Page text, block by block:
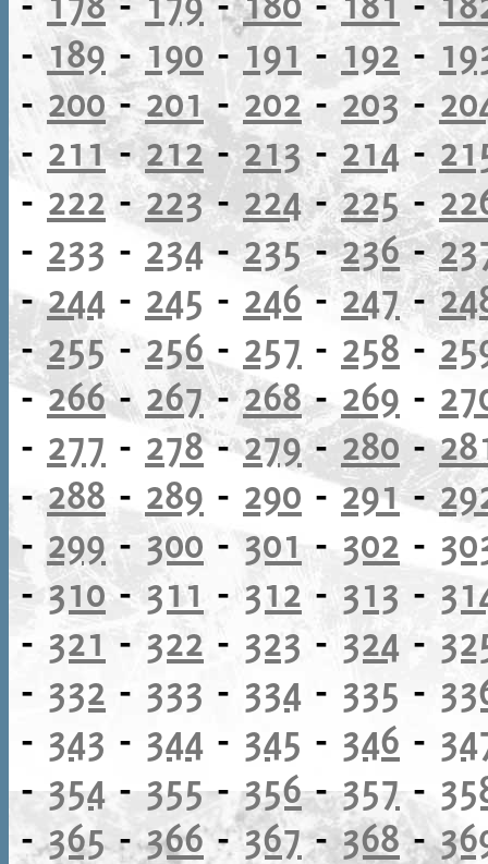
- 189 -190 -191 - 192 -
- 200-201-202 - 203 -
- 211-212-213- 214-
- 222 -223- 224-225-
- 233 - 234-235-236-
-244 - 245 - 246-247-
-255-256 - 257 - 258 -
-266- 267-268- 269 -
- 277 - 278-279-280-
-288 - 289 - 290 -291-
- 299 -300 - 301 - 302 -
- 310-311 - 312 - 313 -
- 321 - 322 - 323 - 324 -
- 332 - 333 - 334 - 335 -
- 343 - 344 - 345 - 346 -
-354 -355-356-357-
-365-366-367-368-